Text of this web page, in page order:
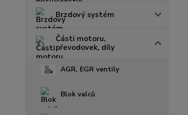
Brzdový systém
Části motoru,
převodovek, díly
AGR, EGR ventily
Blok valců